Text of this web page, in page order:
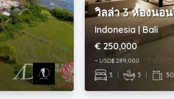
วิลล่า 3 ห้องนอ
Indonesia | Bali
€ 250,000
~ USD$ 289,000
3 | 3 |